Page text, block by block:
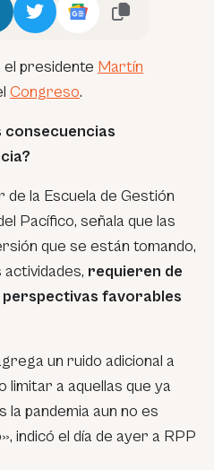
el presidente Martín
Congreso.
consecuencias
la Escuela de Gestión
Pacífico, señala que las
que se están tomando,
requieren de
favorables
un ruido adicional a
limitar a aquellas que ya
pandemia aun no es
indicó el día de ayer a RPP